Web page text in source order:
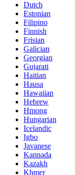
Dutch
Estonian
Filipino
Finnish
Frisian
Galician
Georgian
Gujarati
Haitian
Hausa
Hawaiian
Hebrew
Hmong
Hungarian
Icelandic
Igbo
Javanese
Kannada
Kazakh
Khmer